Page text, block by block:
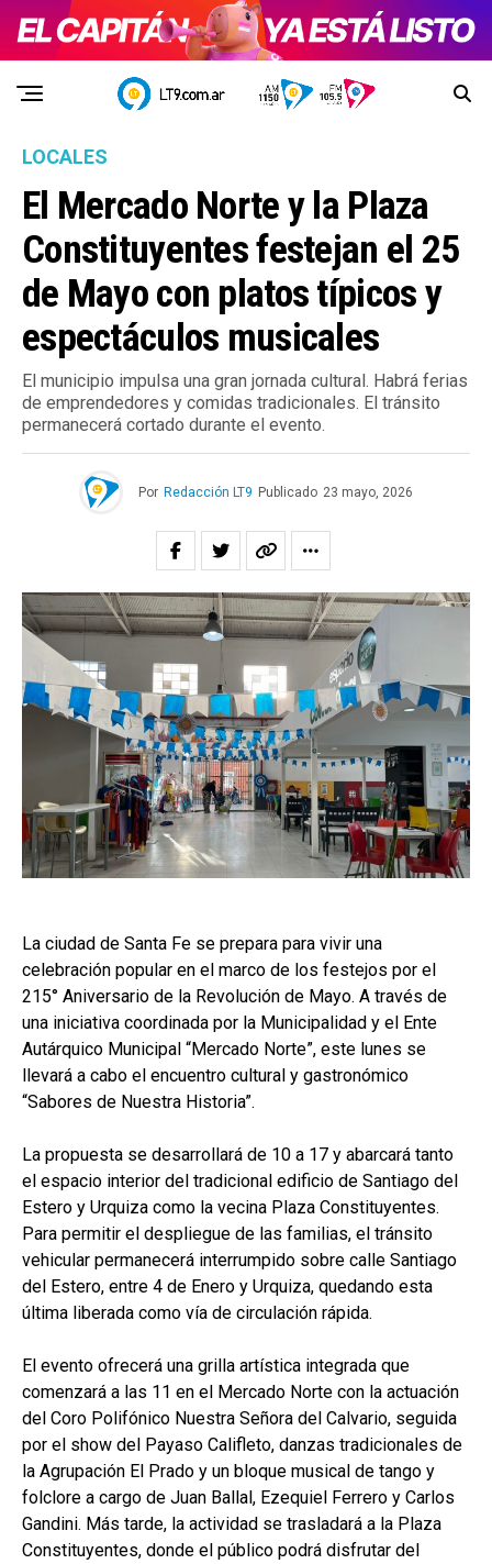
LOCALES
El Mercado Norte y la Plaza
Constituyentes festejan el 25
de Mayo con platos típicos y
espectáculos musicales
El municipio impulsa una gran jornada cultural. Habrá ferias
de emprendedores y comidas tradicionales. El tránsito
permanecerá cortado durante el evento.
Por Redacción LT9 Publicado 23 mayo, 2026
La ciudad de Santa Fe se prepara para vivir una
celebración popular en el marco de los festejos por el
215° Aniversario de la Revolución de Mayo. A través de
una iniciativa coordinada por la Municipalidad y el Ente
Autárquico Municipal “Mercado Norte”, este lunes se
llevará a cabo el encuentro cultural y gastronómico
“Sabores de Nuestra Historia”.
La propuesta se desarrollará de 10 a 17 y abarcará tanto
el espacio interior del tradicional edificio de Santiago del
Estero y Urquiza como la vecina Plaza Constituyentes.
Para permitir el despliegue de las familias, el tránsito
vehicular permanecerá interrumpido sobre calle Santiago
del Estero, entre 4 de Enero y Urquiza, quedando esta
última liberada como vía de circulación rápida.
El evento ofrecerá una grilla artística integrada que
comenzará a las 11 en el Mercado Norte con la actuación
del Coro Polifónico Nuestra Señora del Calvario, seguida
por el show del Payaso Califleto, danzas tradicionales de
la Agrupación El Prado y un bloque musical de tango y
folclore a cargo de Juan Ballal, Ezequiel Ferrero y Carlos
Gandini. Más tarde, la actividad se trasladará a la Plaza
Constituyentes, donde el público podrá disfrutar del